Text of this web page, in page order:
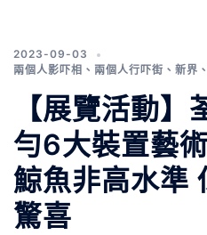
2023-09-03
兩個人影吓相 、 兩個人行吓街 、 新界 、
【展覽活動
勻6大裝置藝
鯨魚非高水準
驚喜